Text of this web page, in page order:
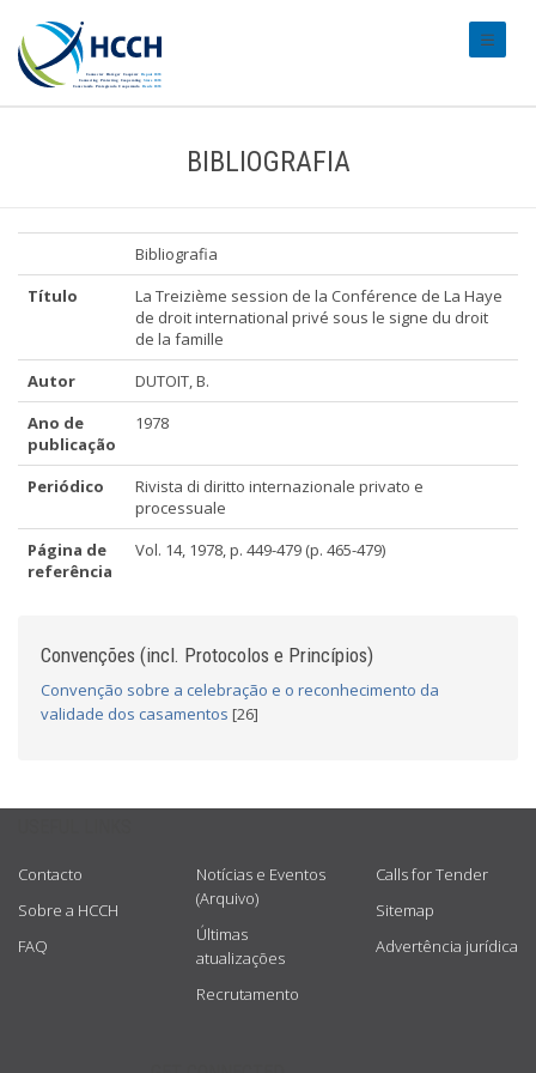
BIBLIOGRAFIA
Bibliografia
Título
La Treizième session de la Conférence de La Haye
de droit international privé sous le signe du droit
de la famille
Autor
DUTOIT, B.
Ano de
publicação
1978
Periódico
Rivista di diritto internazionale privato e
processuale
Página de
referência
Vol. 14, 1978, p. 449-479 (p. 465-479)
Convenções (incl. Protocolos e Princípios)
Convenção sobre a celebração e o reconhecimento da
validade dos casamentos [26]
Contacto
Sobre a HCCH
FAQ
Notícias e Eventos
(Arquivo)
Últimas
atualizações
Recrutamento
Calls for Tender
Sitemap
Advertência jurídica